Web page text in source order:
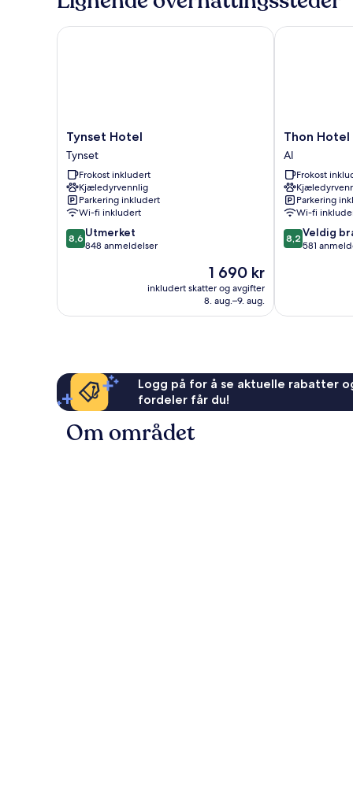
Tynset
Hotel
Tynset
Tynset Hotel
Tynset
Frokost inkludert
Kjæledyrvennlig
Parkering inkludert
Wi-fi inkludert
8.6
av
8,6 Utmerket
848 anmeldelser
Prisen
er
1 690 kr
1 690 kr
inkludert skatter og avgifter
8. aug.–9. aug.
Tynset Hotel
Thon
Hotel
Hallingdal
Al
Thon Hotel
Al
Frokost
Parkering
Wi-fi
8.2
av
anmeldelser
8,2 Veldig
581
Thon Hotel
Logg på for å se aktuelle rabatter
fordeler får du!
Om området